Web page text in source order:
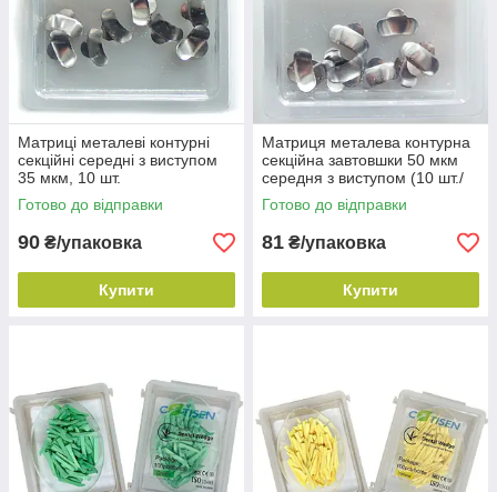
Матриці металеві контурні
секційні середні з виступом
35 мкм, 10 шт.
Готово до відправки
90 ₴/упаковка
Купити
Матриця металева контурна
секційна завтовшки 50 мкм
середня з виступом (10 шт./
уп.)
Готово до відправки
81 ₴/упаковка
Купити